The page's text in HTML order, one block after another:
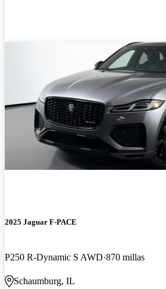
2025 Jaguar F-PACE
P250 R-Dynamic S AWD 870 millas
Schaumburg, IL